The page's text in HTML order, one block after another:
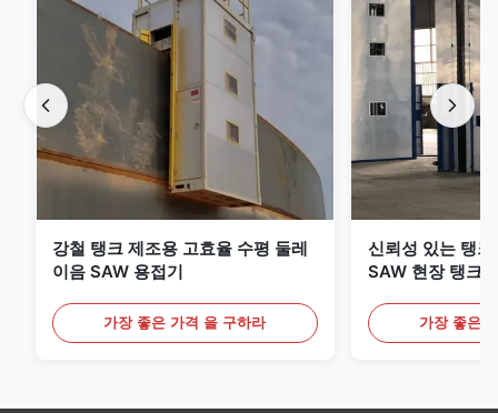
강철 탱크 제조용 고효율 수평 둘레
이음 SAW 용접기
가장 좋은 가격 을 구하라
신뢰성 있는 탱
SAW 현장 탱크
가장 좋은